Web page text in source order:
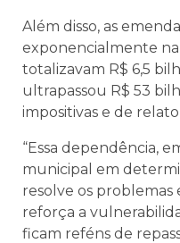
Além disso, as
exponencialmente
totalizavam R$ 6,5
ultrapassou R$ 53
impositivas e de
“Essa dependência,
municipal em
resolve os
reforça a
ficam reféns de